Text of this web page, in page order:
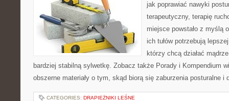
jak poprawiać nawyki
terapeutyczny, terapię
miejsce powstało z myślą
ich tułów potrzebują
którzy chcą działać
bardziej stabilną sylwetkę. Zobacz także Porady i Kompendium
obszerne materiały o tym, skąd biorą się zaburzenia posturalne
CATEGORIES: DRAPIEŻNIKI LEŚNE